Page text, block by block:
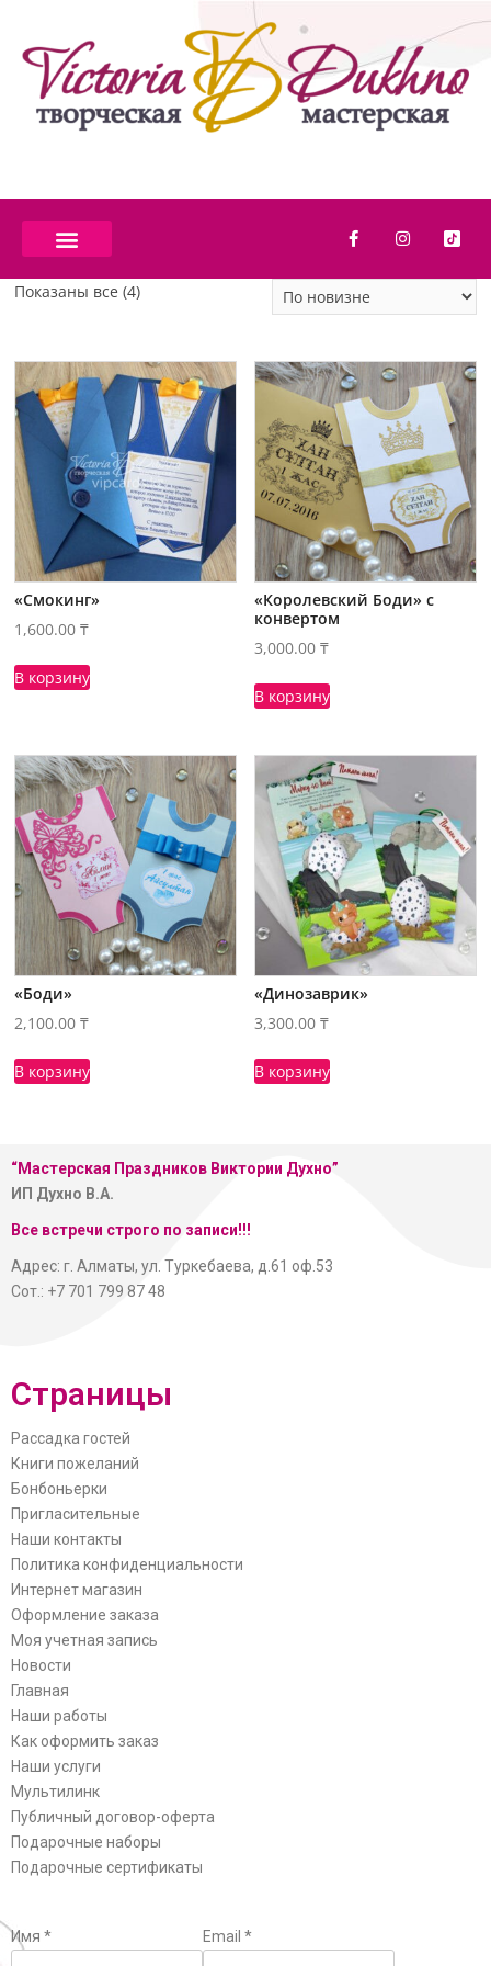
Показаны все (4)
«Смокинг»
1,600.00₸
В корзину
«Королевский Боди» с
конвертом
3,000.00₸
В корзину
«Боди»
2,100.00₸
В корзину
«Динозаврик»
3,300.00₸
В корзину
“Мастерская Праздников Виктории Духно”
ИП Духно В.А.
Все встречи строго по записи!!!
Адрес: г. Алматы, ул. Туркебаева, д.61 оф.53
Сот.: +7 701 799 87 48
Страницы
Рассадка гостей
Книги пожеланий
Бонбоньерки
Пригласительные
Наши контакты
Политика конфиденциальности
Интернет магазин
Оформление заказа
Моя учетная запись
Новости
Главная
Наши работы
Как оформить заказ
Наши услуги
Мультилинк
Публичный договор-оферта
Подарочные наборы
Подарочные сертификаты
Имя * Email *